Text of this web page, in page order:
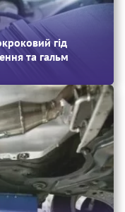
гід
та гальм